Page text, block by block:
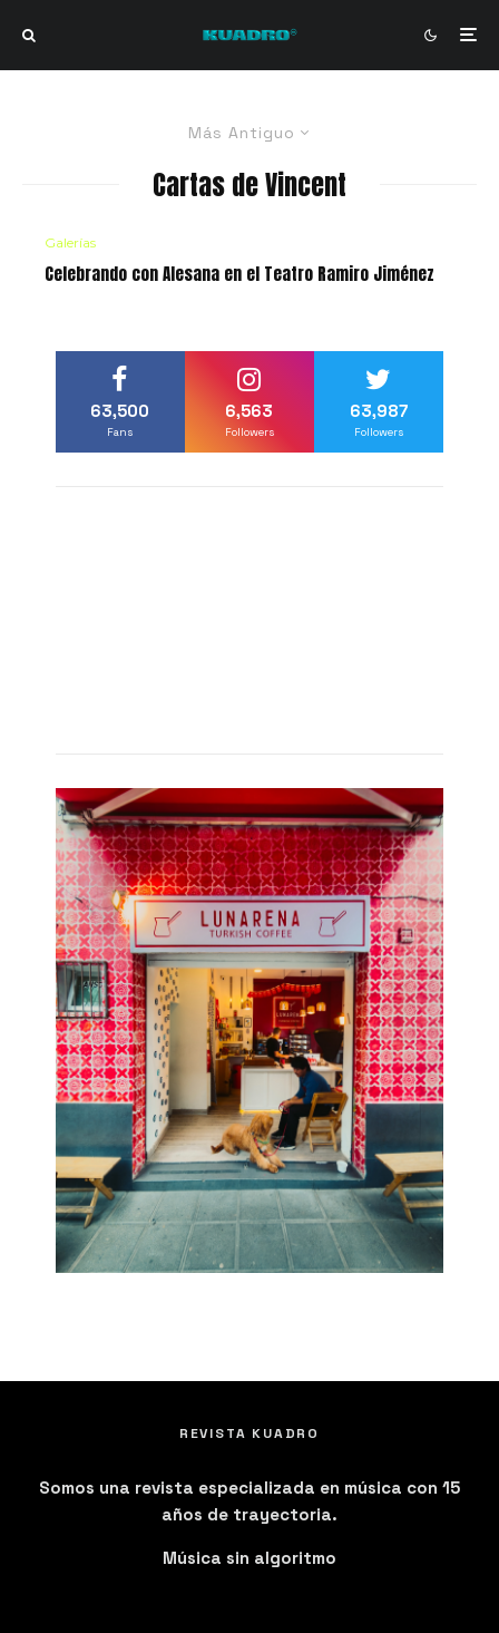
Más Antiguo
Cartas de Vincent
Galerías
Celebrando con Alesana en el Teatro Ramiro Jiménez
63,500
Fans
6,563
Followers
63,987
Followers
REVISTA KUADRO
Somos una revista especializada en música con 15
años de trayectoria.
Música sin algoritmo